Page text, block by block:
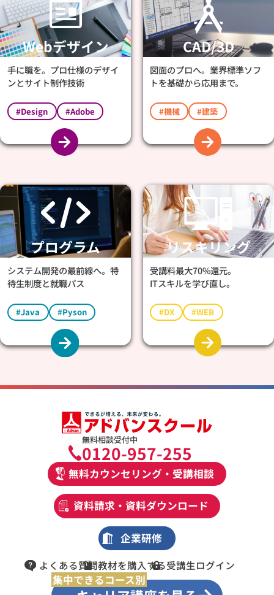
Webデザイン
手に職を。プロ仕様のデザイ
ンとサイト制作技術
#Design #Adobe
CAD/3D
図面のプロへ。業界標準ソフ
トを基礎から応用まで。
#機械 #建築
プログラム
システム開発の最前線へ。特
待生制度と就職パス
#Java #Pyson
リスキリング
受講料最大70%還元。
ITスキルを学び直し。
#DX #WEB
無料カウンセリング・受講相談
資料請求・資料ダウンロード
企業研修
無料相談受付中
0120-957-255
よくある質問教材を購入する受講生ログイン
集中できるコース別